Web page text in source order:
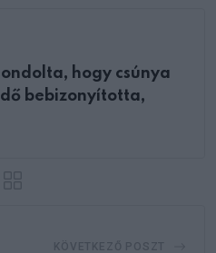
hogy csúnya
bebizonyította,